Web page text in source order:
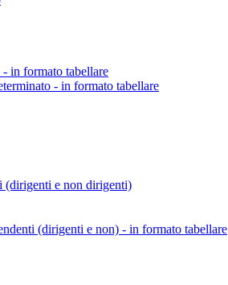
- in formato tabellare
- in formato tabellare
(dirigenti e non dirigenti)
(dirigenti e non) - in formato tabellare